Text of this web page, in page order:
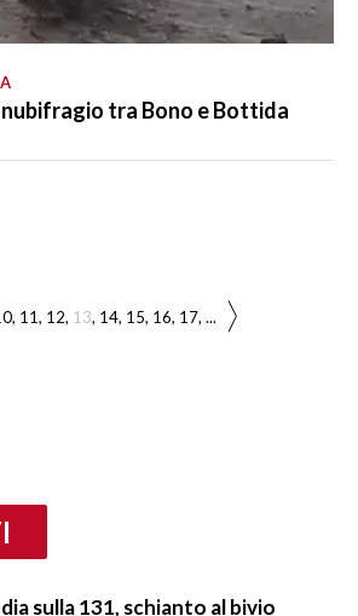
tra Bono e Bottida
11 12 13 14 15 16 17 ...
sulla 131, schianto al bivio